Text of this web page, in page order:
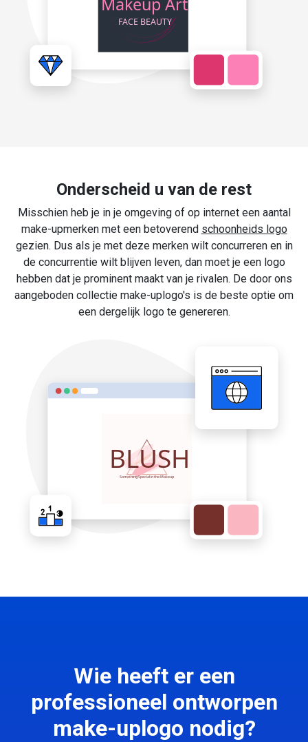
Onderscheid u van de rest
Misschien heb je in je omgeving of op internet een aantal
make-upmerken met een betoverend schoonheids logo
gezien. Dus als je met deze merken wilt concurreren en in
de concurrentie wilt blijven leven, dan moet je een logo
hebben dat je prominent maakt van je rivalen. De door ons
aangeboden collectie make-uplogo's is de beste optie om
een dergelijk logo te genereren.
Wie heeft er een
professioneel ontworpen
make-uplogo nodig?